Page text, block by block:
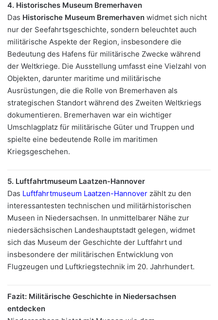
4. Historisches Museum Bremerhaven
Das Historische Museum Bremerhaven widmet sich nicht
nur der Seefahrtsgeschichte, sondern beleuchtet auch
militärische Aspekte der Region, insbesondere die
Bedeutung des Hafens für militärische Zwecke während
der Weltkriege. Die Ausstellung umfasst eine Vielzahl von
Objekten, darunter maritime und militärische
Ausrüstungen, die die Rolle von Bremerhaven als
strategischen Standort während des Zweiten Weltkriegs
dokumentieren. Bremerhaven war ein wichtiger
Umschlagplatz für militärische Güter und Truppen und
spielte eine bedeutende Rolle im maritimen
Kriegsgeschehen.
5. Luftfahrtmuseum Laatzen-Hannover
Das Luftfahrtmuseum Laatzen-Hannover zählt zu den
interessantesten technischen und militärhistorischen
Museen in Niedersachsen. In unmittelbarer Nähe zur
niedersächsischen Landeshauptstadt gelegen, widmet
sich das Museum der Geschichte der Luftfahrt und
insbesondere der militärischen Entwicklung von
Flugzeugen und Luftkriegstechnik im 20. Jahrhundert.
Fazit: Militärische Geschichte in Niedersachsen
entdecken